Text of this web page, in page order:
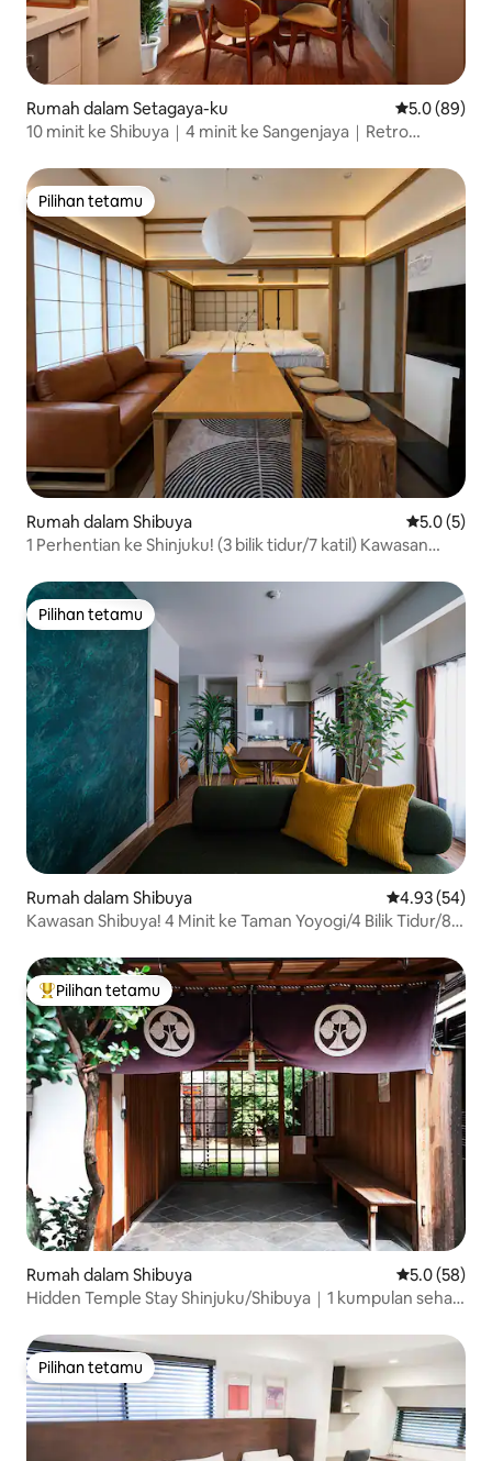
Rumah dalam Setagaya-ku Penarafan
5.0 (89)
10 minit ke Shibuya｜4 minit ke Sangenjaya｜Retro
Pilihan tetamu
Pilihan tetamu
Rumah dalam Shibuya Penarafan
5.0 (5)
1 Perhentian ke Shinjuku! (3 bilik tidur/7 katil) Kawasan
Pilihan tetamu
Pilihan tetamu
Rumah dalam Shibuya Penarafan
4.93 (54)
Kawasan Shibuya! 4 Minit ke Taman Yoyogi/4 Bilik Tidur/8
Pilihan utama tetamu
Pilihan tetamu
Rumah dalam Shibuya Penarafan
5.0 (58)
Hidden Temple Stay Shinjuku/Shibuya｜1 kumpulan sehari
Pilihan tetamu
Pilihan tetamu